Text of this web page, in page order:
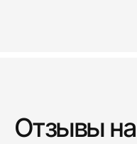
Отзывы